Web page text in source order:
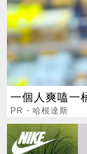
一個人爽嗑一
PR・哈根達斯